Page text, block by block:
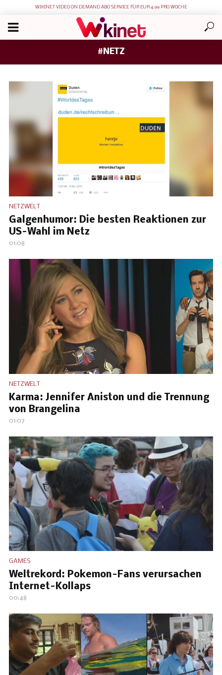
WIKINET VIDEO ON DEMAND ABO SERVICE FÜR EUR 4.99 PRO WOCHE
#NETZ
NETZWELT
Galgenhumor: Die besten Reaktionen zur
US-Wahl im Netz
01:08
NETZWELT
Karma: Jennifer Aniston und die Trennung
von Brangelina
01:07
GAMES
Weltrekord: Pokemon-Fans verursachen
Internet-Kollaps
00:48